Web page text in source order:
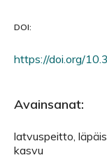
DOI:
https://doi.org/
Avainsanat:
latvuspeitto,
kasvu